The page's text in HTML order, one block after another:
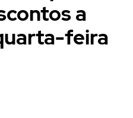
a
feira